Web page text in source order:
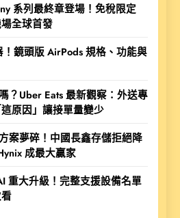
系列最終章登場！免稅限定
全球首發
鏡頭版 AirPods 規格、功能與
？Uber Eats 最新觀察：外送專
原因」讓接單量變少
案夢碎！中國長鑫存儲拒絕降
成最大贏家
重大升級！完整支援設備名單